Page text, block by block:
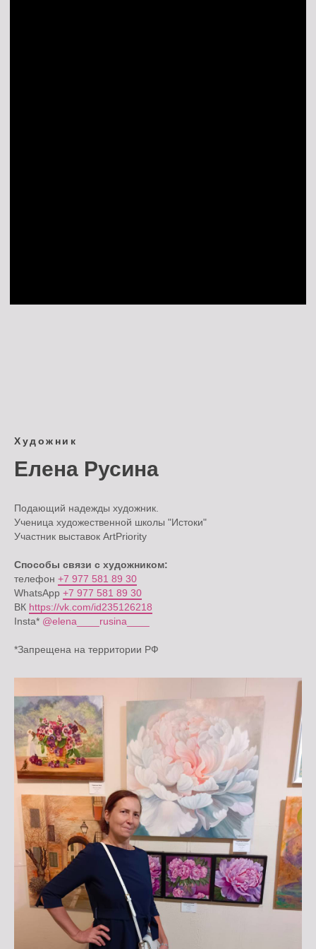
Художник
Елена Русина
Подающий надежды художник.
Ученица художественной школы "Истоки"
Участник выставок ArtPriority
Способы связи с художником:
телефон +7 977 581 89 30
WhatsApp +7 977 581 89 30
ВК https://vk.com/id235126218
Insta* @elena____rusina____
*Запрещена на территории РФ